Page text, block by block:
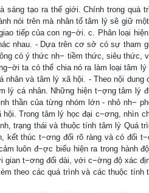
sáng tạo ra thế giới. Chính trong
nói trên mà nhân tố tâm lý sẽ giữ
tiếp của con ng−ời. c. Phân loại
nhau. - Dựa trên cơ sở có sự tham
có ý thức nh− tiềm thức, siêu thức,
ta có thể chia nó ra làm loại tâm
nhân và tâm lý xã hội. - Theo nội
lý cá nhân. Những hiện t−ợng tâm lý
thần của từng nhóm lớn - nhỏ nh−
Trong tâm lý học đại c−ơng, nhìn
trạng thái và thuộc tính tâm lý Quá
kết thúc t−ơng đối rõ ràng và có đối
luôn đ−ợc biểu hiện ra trong hành
gian t−ơng đối dài, với c−ờng độ xác
theo các quá trình và các thuộc